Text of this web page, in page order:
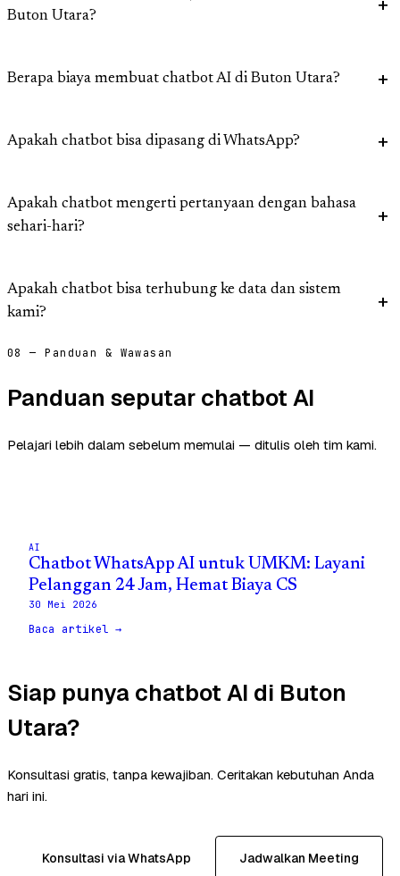
Buton Utara?
Berapa biaya membuat chatbot AI di Buton Utara?
Apakah chatbot bisa dipasang di WhatsApp?
Apakah chatbot mengerti pertanyaan dengan bahasa
sehari-hari?
Apakah chatbot bisa terhubung ke data dan sistem
kami?
08 — Panduan & Wawasan
Panduan seputar chatbot AI
Pelajari lebih dalam sebelum memulai — ditulis oleh tim kami.
AI
Chatbot WhatsApp AI untuk UMKM: Layani
Pelanggan 24 Jam, Hemat Biaya CS
30 Mei 2026
Baca artikel →
Siap punya chatbot AI di Buton
Utara?
Konsultasi gratis, tanpa kewajiban. Ceritakan kebutuhan Anda
hari ini.
Konsultasi via WhatsApp Jadwalkan Meeting